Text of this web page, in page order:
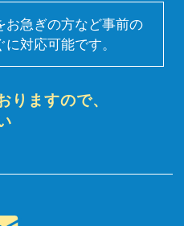
お急ぎの方など事前の
対応可能です。
りますので、